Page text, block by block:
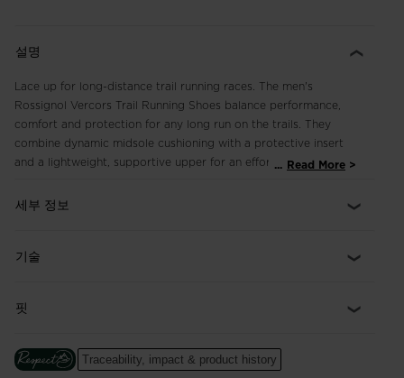
설명
Lace up for long-distance trail running races. The men's
Rossignol Vercors Trail Running Shoes balance performance,
comfort and protection for any long run on the trails. They
combine dynamic midsole cushioning with a protective insert
and a lightweight, supportive upper for an effortless stride
outsole uses a long-lasting endurance rubber compound with
... Read More
세부 정보
기술
핏
Traceability, impact & product history